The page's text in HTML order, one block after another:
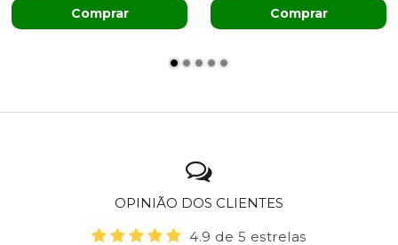
Comprar Comprar
OPINIÃO DOS CLIENTES
4.9 de 5 estrelas